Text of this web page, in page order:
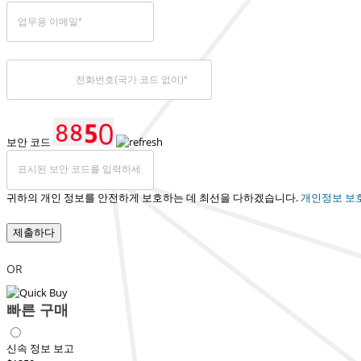
보안 코드
귀하의 개인 정보를 안전하게 보호하는 데 최선을 다하겠습니다. 개인정보 보
제출하다
OR
빠른 구매
신속 정보 보고